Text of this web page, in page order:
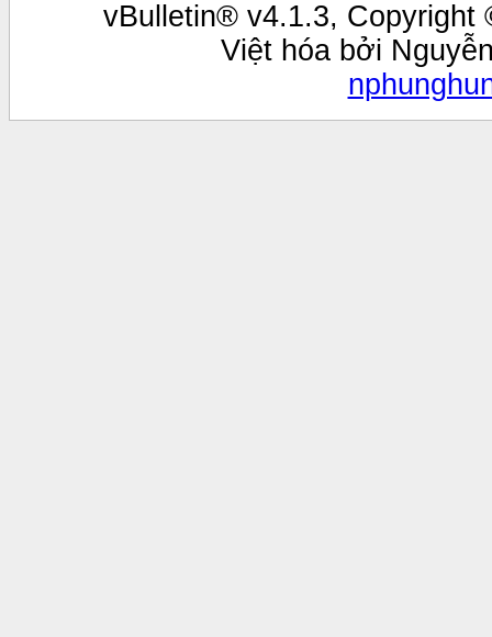
vBulletin® v4.1.3, Copyright
Việt hóa bởi